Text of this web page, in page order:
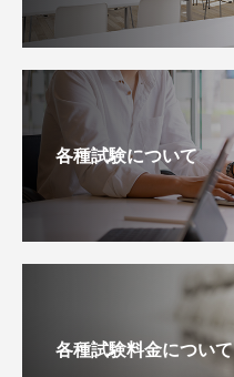
各種試験について
各種試験料金について